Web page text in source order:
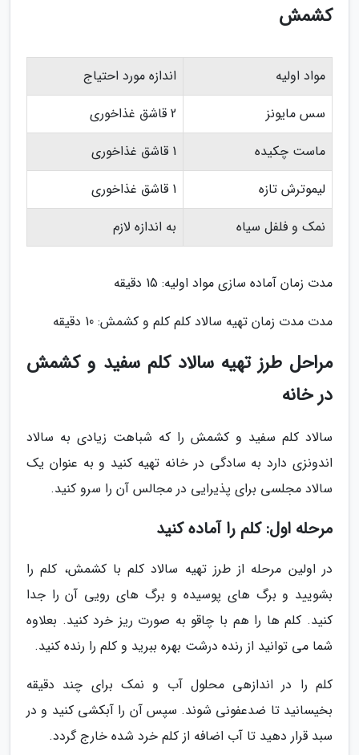
کشمش
مواد اولیه
اندازه مورد احتیاج
سس مایونز
2 قاشق غذاخوری
ماست چکیده
1 قاشق غذاخوری
لیموترش تازه
1 قاشق غذاخوری
نمک و فلفل سیاه
به اندازه لازم
مدت زمان آماده سازی مواد اولیه: 15 دقیقه
مدت مدت زمان تهیه سالاد کلم کلم و کشمش: 10 دقیقه
مراحل طرز تهیه سالاد کلم سفید و کشمش
در خانه
سالاد کلم سفید و کشمش را که شباهت زیادی به سالاد
اندونزی دارد به سادگی در خانه تهیه کنید و به عنوان یک
سالاد مجلسی برای پذیرایی در مجالس آن را سرو کنید.
مرحله اول: کلم را آماده کنید
در اولین مرحله از طرز تهیه سالاد کلم با کشمش، کلم را
بشویید و برگ های پوسیده و برگ های رویی آن را جدا
کنید. کلم ها را هم با چاقو به صورت ریز خرد کنید. بعلاوه
شما می توانید از رنده درشت بهره ببرید و کلم را رنده کنید.
کلم را در اندازهی محلول آب و نمک برای چند دقیقه
بخیسانید تا ضدعفونی شوند. سپس آن را آبکشی کنید و در
سبد قرار دهید تا آب اضافه از کلم خرد شده خارج گردد.